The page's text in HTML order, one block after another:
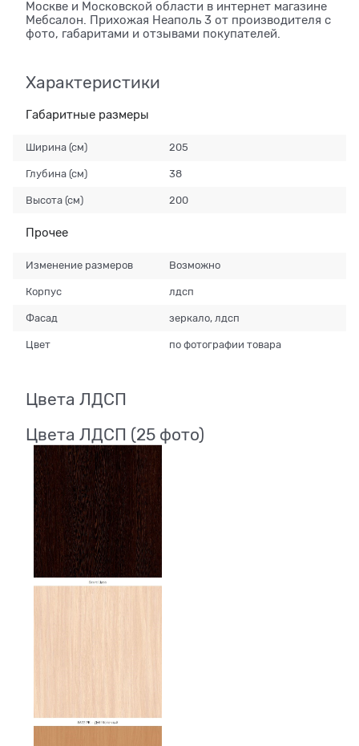
Москве и Московской области в интернет магазине
Мебсалон. Прихожая Неаполь 3 от производителя с
фото, габаритами и отзывами покупателей.
Характеристики
Габаритные размеры
Ширина (см) 205
Глубина (см) 38
Высота (см) 200
Прочее
Изменение размеров Возможно
Корпус лдсп
Фасад зеркало, лдсп
Цвет по фотографии товара
Цвета ЛДСП
Цвета ЛДСП (25 фото)